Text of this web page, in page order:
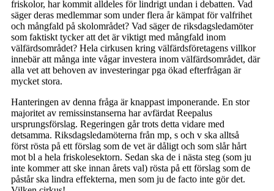
friskolor, har kommit alldeles för lindrigt undan i debatten. Vad
säger deras medlemmar som under flera år kämpat för valfrihet
och mångfald på skolområdet? Vad säger de riksdagsledamöter
som faktiskt tycker att det är viktigt med mångfald inom
välfärdsområdet? Hela cirkusen kring välfärdsföretagens villkor
innebär att många inte vågar investera inom välfärdsområdet, där
alla vet att behoven av investeringar pga ökad efterfrågan är
mycket stora.
Hanteringen av denna fråga är knappast imponerande. En stor
majoritet av remissinstanserna har avfärdat Reepalus
ursprungsförslag. Regeringen går trots detta vidare med
detsamma. Riksdagsledamöterna från mp, s och v ska alltså
först rösta på ett förslag som de vet är dåligt och som slår hårt
mot bl a hela friskolesektorn. Sedan ska de i nästa steg (som ju
inte kommer att ske innan årets val) rösta på ett förslag som de
påstår ska lindra effekterna, men som ju de facto inte gör det.